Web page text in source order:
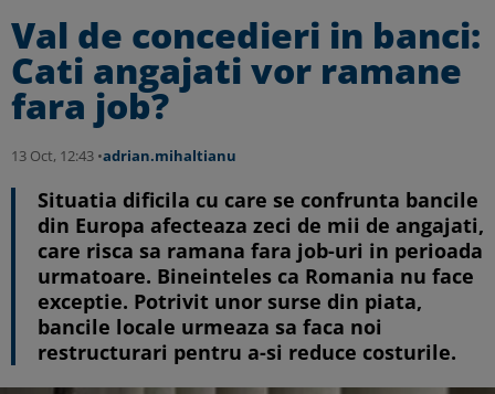
Val de concedieri in banci:
Cati angajati vor ramane
fara job?
13 Oct, 12:43 •adrian.mihaltianu
Situatia dificila cu care se confrunta bancile
din Europa afecteaza zeci de mii de angajati,
care risca sa ramana fara job-uri in perioada
urmatoare. Bineinteles ca Romania nu face
exceptie. Potrivit unor surse din piata,
bancile locale urmeaza sa faca noi
restructurari pentru a-si reduce costurile.